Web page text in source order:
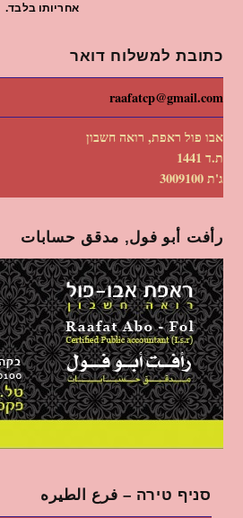
אחריותו בלבד.
כתובת למשלוח דואר
raafatcp@gmail.com
אבו פול ראפת, רואה חשבון
ת.ד 1441
ג'ת 3009100
رأفت أبو فول, مدقق حسابات
סניף טירה – فرع الطيره